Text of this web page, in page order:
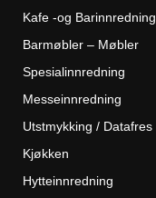
Kafe -og Barinnredning
Barmøbler – Møbler
Spesialinnredning
Messeinnredning
Utstmykking / Datafres
Kjøkken
Hytteinnredning